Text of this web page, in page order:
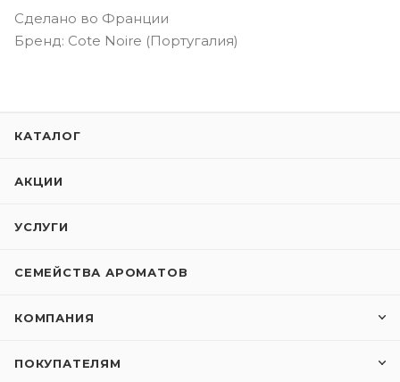
Сделано во Франции
Бренд: Cote Noire (Португалия)
КАТАЛОГ
АКЦИИ
УСЛУГИ
СЕМЕЙСТВА АРОМАТОВ
КОМПАНИЯ
ПОКУПАТЕЛЯМ